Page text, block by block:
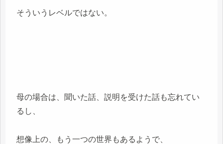
そういうレベルではない。
母の場合は、聞いた話、説明を受けた話も忘れてい
るし、
想像上の、もう一つの世界もあるようで、